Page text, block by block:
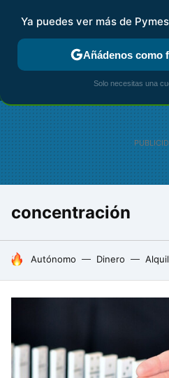
MENÚ
FISCALIDAD Y CONTABILIDAD
concentración
HOY SE HABLA DE
Autónomo Dinero
Ya puedes ver más de
Añádenos como
Solo necesitas una